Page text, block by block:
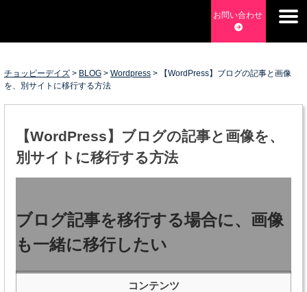
content
ムページ制作・Web開発・アプリ開発・コーチング チョッピ
ーデイズ ChoppyDays
お問い合わせ
チョッピーデイズ > BLOG > Wordpress >
【WordPress】ブログの記事と画像
を、別サイトに移行する方法
【WordPress】ブログの記事と画像を、
別サイトに移行する方法
ブログ記事を移行する場合に、画像
も一緒に移行したい
コンテンツ